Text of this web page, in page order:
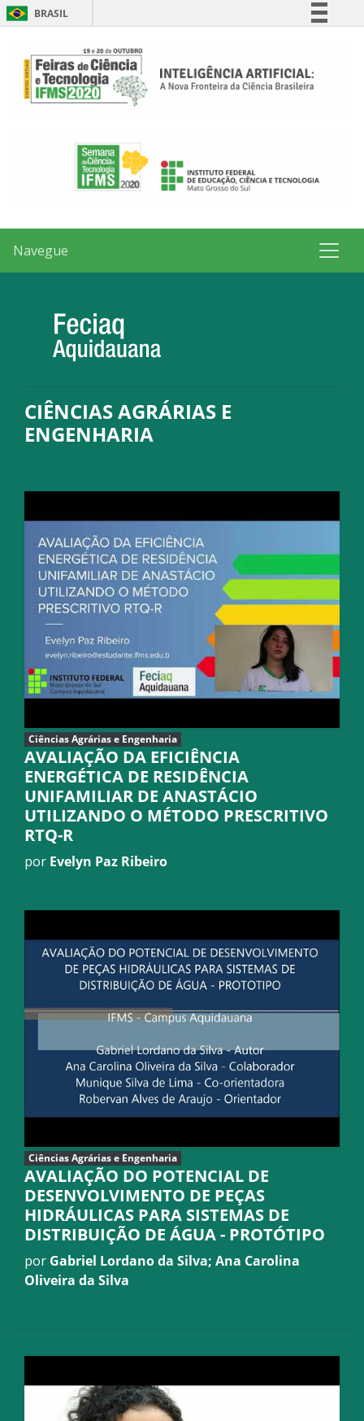
BRASIL
Participe
Navegue
CIÊNCIAS AGRÁRIAS E
ENGENHARIA
Ciências Agrárias e Engenharia
AVALIAÇÃO DA EFICIÊNCIA
ENERGÉTICA DE RESIDÊNCIA
UNIFAMILIAR DE ANASTÁCIO
UTILIZANDO O MÉTODO PRESCRITIVO
RTQ-R
por Evelyn Paz Ribeiro
Ciências Agrárias e Engenharia
AVALIAÇÃO DO POTENCIAL DE
DESENVOLVIMENTO DE PEÇAS
HIDRÁULICAS PARA SISTEMAS DE
DISTRIBUIÇÃO DE ÁGUA - PROTÓTIPO
por Gabriel Lordano da Silva; Ana Carolina
Oliveira da Silva